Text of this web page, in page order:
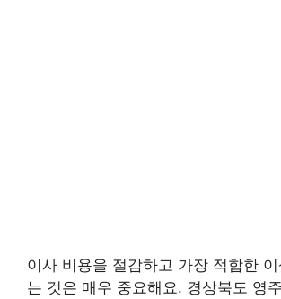
이사 비용을 절감하고 가장 적합한
는 것은 매우 중요해요. 경상북도 영